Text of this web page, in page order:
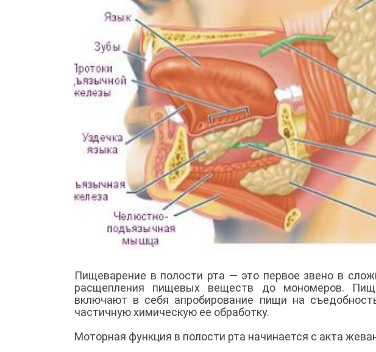
Пищеварение в полости рта — это первое звено в
расщепления пищевых веществ до мономеров.
включают в себя апробирование пищи на
частичную химическую ее обработку.
Моторная функция в полости рта начинается с акта